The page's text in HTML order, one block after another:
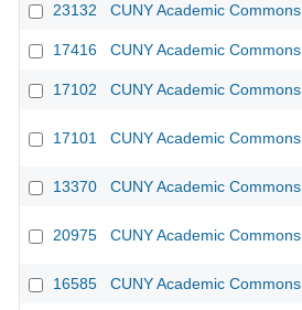
23132
CUNY Academic Commons
17416 CUNY Academic Commons
17102 CUNY Academic Commons
17101 CUNY Academic Commons
13370 CUNY Academic Commons
20975 CUNY Academic Commons
16585 CUNY Academic Commons